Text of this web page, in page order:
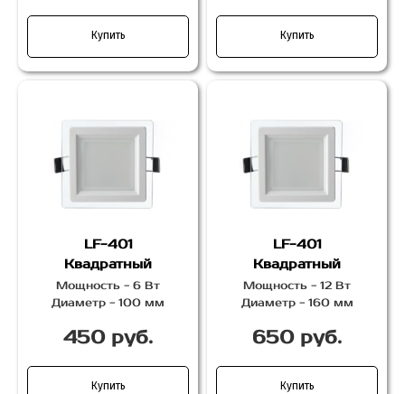
Купить Купить
LF-401
Квадратный
Мощность - 6 Вт
Диаметр - 100 мм
450 руб.
Купить
LF-401
Квадратный
Мощность - 12 Вт
Диаметр - 160 мм
650 руб.
Купить